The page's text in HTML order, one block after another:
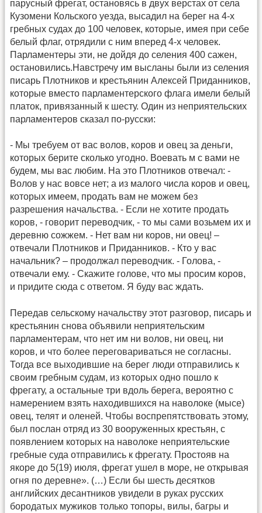
парусный фрегат, остановясь в двух верстах от села
Кузомени Кольского уезда, высадил на берег на 4-х
гребных судах до 100 человек, которые, имея при себе
белый флаг, отрядили с ним вперед 4-х человек.
Парламентеры эти, не дойдя до селения 400 сажен,
остановились.Навстречу им высланы были из селения
писарь Плотников и крестьянин Алексей Приданников,
которые вместо парламентерского флага имели белый
платок, привязанный к шесту. Один из неприятельских
парламентеров сказал по-русски:
- Мы требуем от вас волов, коров и овец за деньги,
которых берите сколько угодно. Воевать м с вами не
будем, мы вас любим. На это Плотников отвечал: -
Волов у нас вовсе нет; а из малого числа коров и овец,
которых имеем, продать вам не можем без
разрешения начальства. - Если не хотите продать
коров, - говорит переводчик, - то мы сами возьмем их и
деревню сожжем. - Нет вам ни коров, ни овец! –
отвечали Плотников и Приданников. - Кто у вас
начальник? – продолжал переводчик. - Голова, -
отвечали ему. - Скажите голове, что мы просим коров,
и придите сюда с ответом. Я буду вас ждать.
Передав сельскому начальству этот разговор, писарь и
крестьянин снова объявили неприятельским
парламентерам, что нет им ни волов, ни овец, ни
коров, и что более переговариваться не согласны.
Тогда все выходившие на берег люди отправились к
своим гребным судам, из которых одно пошло к
фрегату, а остальные три вдоль берега, вероятно с
намерением взять находившихся на наволоке (мысе)
овец, телят и оленей. Чтобы воспрепятствовать этому,
был послан отряд из 30 вооруженных крестьян, с
появлением которых на наволоке неприятельские
гребные суда отправились к фрегату. Простояв на
якоре до 5(19) июля, фрегат ушел в море, не открывая
огня по деревне». (…) Если бы шесть десятков
английских десантников увидели в руках русских
бородатых мужиков только топоры, вилы, багры и